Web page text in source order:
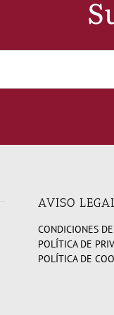
AVISO
CONDICIONES
POLÍTICA DE
POLÍTICA DE